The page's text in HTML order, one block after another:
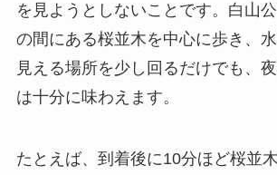
を見ようとしないことです。白山
の間にある桜並木を中心に歩き、
見える場所を少し回るだけでも、
は十分に味わえます。
たとえば、到着後に10分ほど桜並